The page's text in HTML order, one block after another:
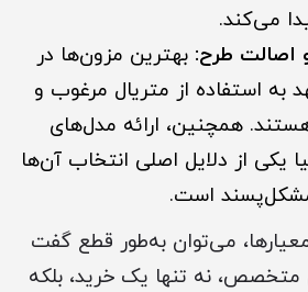
می‌کند.
طرح: بهترین مزون‌ها در
به استفاده از متریال مرغوب و
همچنین، ارائه مدل‌های
یکی از دلایل اصلی انتخاب آن‌ها
است.
می‌توان به‌طور قطع گفت
نه تنها یک خرید، بلکه